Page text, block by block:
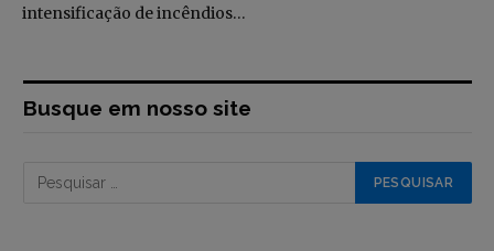
intensificação de incêndios…
Busque em nosso site